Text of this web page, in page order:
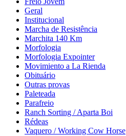
Geral
Institucional
Marcha de Resistência
Marchita 140 Km
Morfologia
Morfologia Expointer
Movimiento a La Rienda
Obituário
Outras provas
Paleteada
Parafreio
Ranch Sorting / Aparta Boi
Rédeas
Vaquero / Working Cow Horse